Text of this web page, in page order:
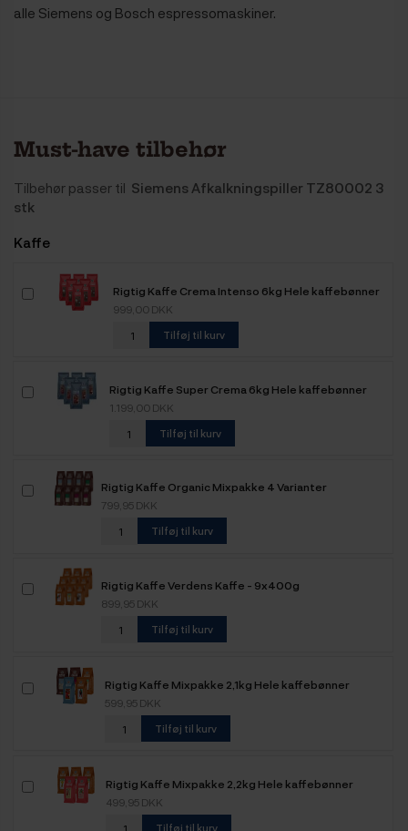
alle Siemens og Bosch espressomaskiner.
Must-have tilbehør
Tilbehør passer til Siemens Afkalkningspiller TZ80002 3
stk
Kaffe
Rigtig Kaffe Crema Intenso 6kg Hele kaffebønner
999,00 DKK
Tilføj til kurv
Rigtig Kaffe Super Crema 6kg Hele kaffebønner
1.199,00 DKK
Tilføj til kurv
Rigtig Kaffe Organic Mixpakke 4 Varianter
799,95 DKK
Tilføj til kurv
Rigtig Kaffe Verdens Kaffe - 9x400g
899,95 DKK
Tilføj til kurv
Rigtig Kaffe Mixpakke 2,1kg Hele kaffebønner
599,95 DKK
Tilføj til kurv
Rigtig Kaffe Mixpakke 2,2kg Hele kaffebønner
499,95 DKK
Tilføj til kurv